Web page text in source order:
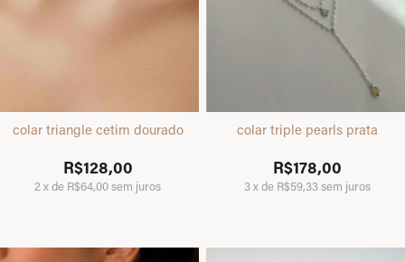
colar triangle cetim dourado
R$128,00
2 xde R$64,00sem juros
colar triple pearls prata
R$178,00
3xde R$59,33sem juros